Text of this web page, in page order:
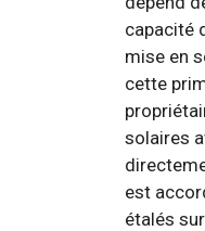
capacité
mise en
cette
solaires
est
étalés